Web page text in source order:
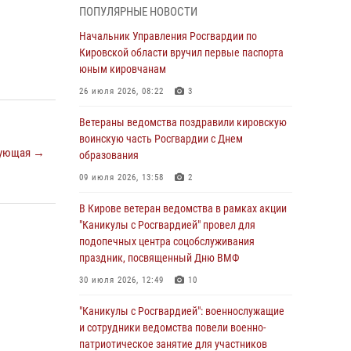
→
Федерации
01 августа 2026, 09:39
В Росгвардии вспоминают российских
воинов, погибших в Первой мировой войне
01 августа 2026, 09:38
В Кирове офицер Росгвардии стал
победителем открытого шахматного турнира
Директор Росгвардии Герой России генерал
армии Виктор Золотов поздравил
специалистов подразделений тыла с
профессиональным праздником
В Кирове росгвардейцы задержали в кафе и
сауне подозреваемых в хулиганстве
ПОПУЛЯРНЫЕ НОВОСТИ
Начальник Управления Росгвардии по
Кировской области вручил первые паспорта
юным кировчанам
26 июля 2026, 08:22 3
Ветераны ведомства поздравили кировскую
воинскую часть Росгвардии с Днем
образования
09 июля 2026, 13:58 2
В Кирове ветеран ведомства в рамках акции
"Каникулы с Росгвардией" провел для
подопечных центра соцобслуживания
праздник, посвященный Дню ВМФ
30 июля 2026, 12:49 10
"Каникулы с Росгвардией": военнослужащие
и сотрудники ведомства повели военно-
патриотическое занятие для участников